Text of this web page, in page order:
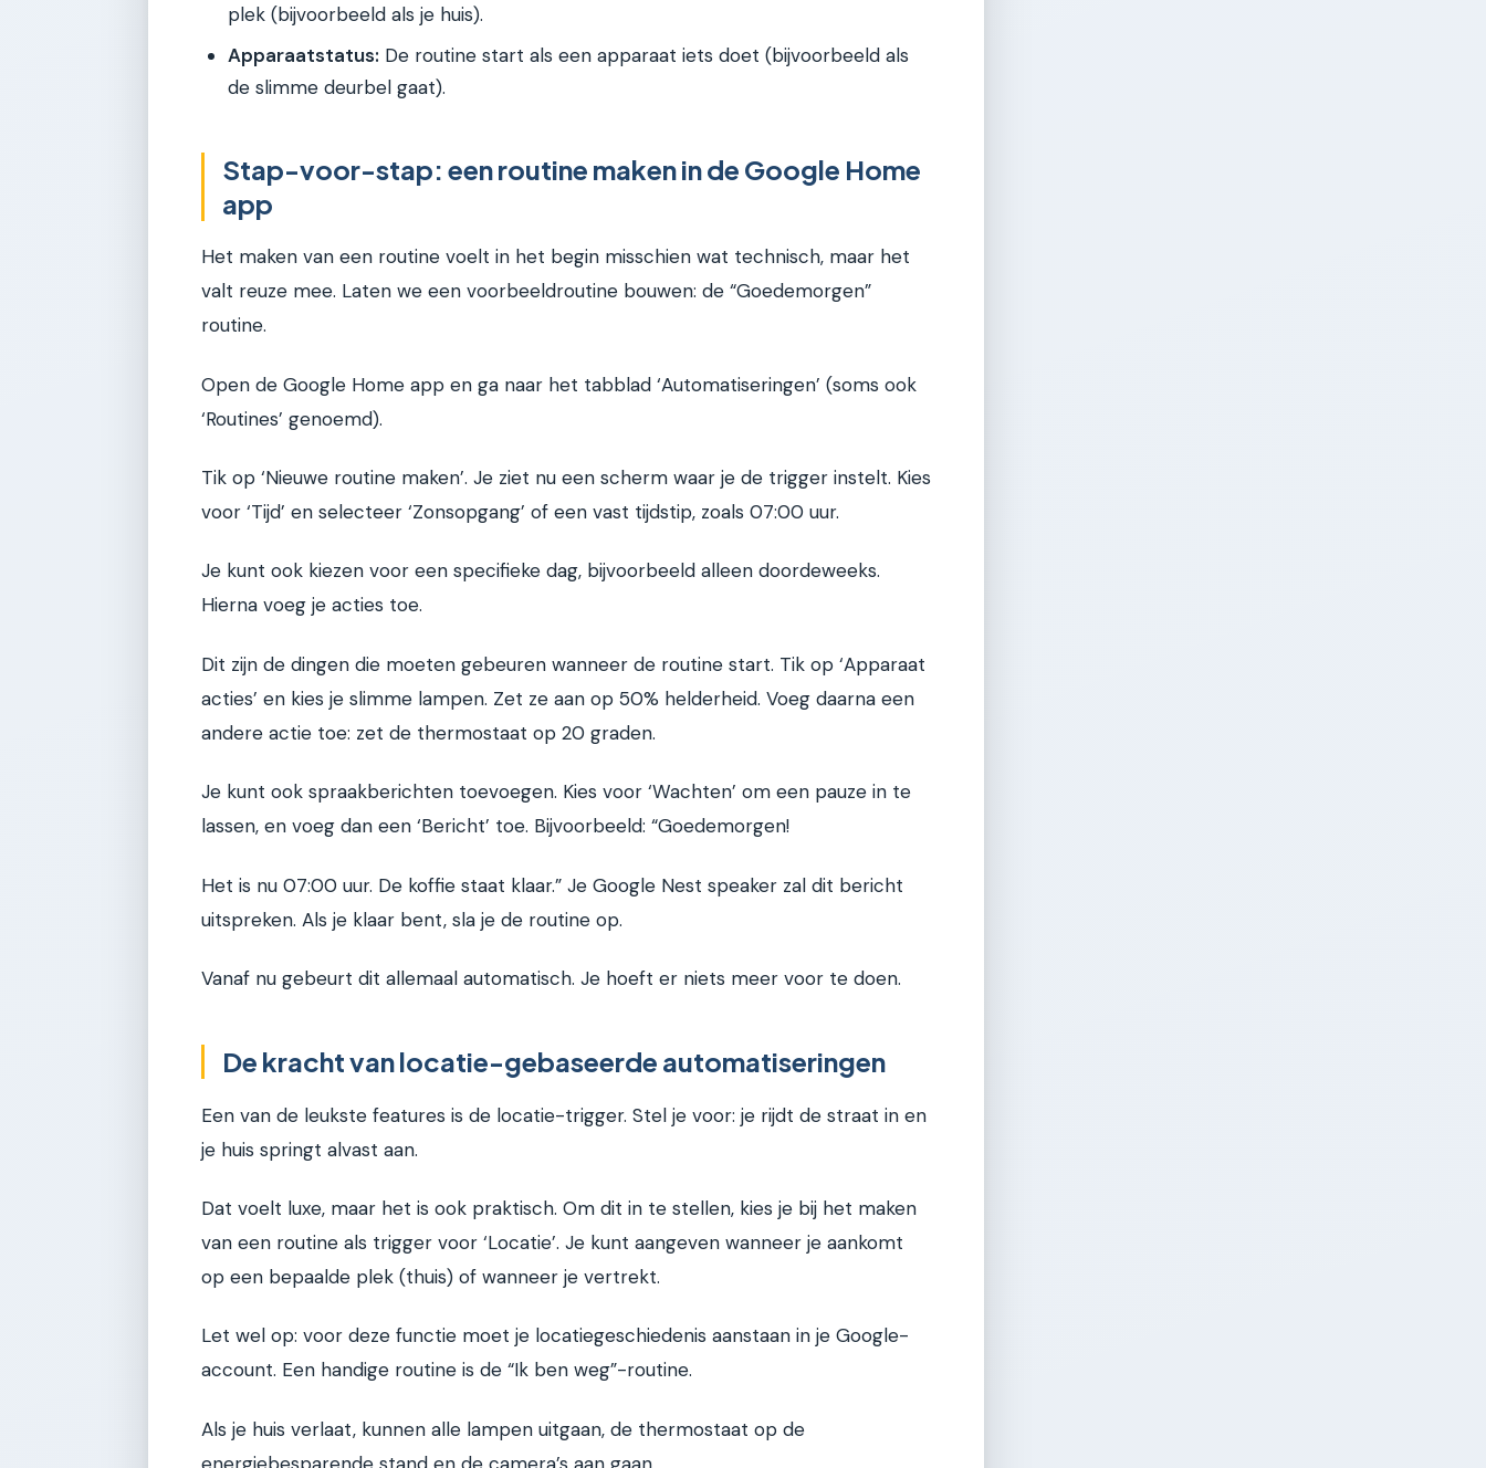
plek (bijvoorbeeld als je huis).
Apparaatstatus: De routine start als een apparaat iets doet (bijvoorbeeld als
de slimme deurbel gaat).
Stap-voor-stap: een routine maken in de Google Home
app
Het maken van een routine voelt in het begin misschien wat technisch, maar het
valt reuze mee. Laten we een voorbeeldroutine bouwen: de “Goedemorgen”
routine.
Open de Google Home app en ga naar het tabblad ‘Automatiseringen’ (soms ook
‘Routines’ genoemd).
Tik op ‘Nieuwe routine maken’. Je ziet nu een scherm waar je de trigger instelt. Kies
voor ‘Tijd’ en selecteer ‘Zonsopgang’ of een vast tijdstip, zoals 07:00 uur.
Je kunt ook kiezen voor een specifieke dag, bijvoorbeeld alleen doordeweeks.
Hierna voeg je acties toe.
Dit zijn de dingen die moeten gebeuren wanneer de routine start. Tik op ‘Apparaat
acties’ en kies je slimme lampen. Zet ze aan op 50% helderheid. Voeg daarna een
andere actie toe: zet de thermostaat op 20 graden.
Je kunt ook spraakberichten toevoegen. Kies voor ‘Wachten’ om een pauze in te
lassen, en voeg dan een ‘Bericht’ toe. Bijvoorbeeld: “Goedemorgen!
Het is nu 07:00 uur. De koffie staat klaar.” Je Google Nest speaker zal dit bericht
uitspreken. Als je klaar bent, sla je de routine op.
Vanaf nu gebeurt dit allemaal automatisch. Je hoeft er niets meer voor te doen.
De kracht van locatie-gebaseerde automatiseringen
Een van de leukste features is de locatie-trigger. Stel je voor: je rijdt de straat in en
je huis springt alvast aan.
Dat voelt luxe, maar het is ook praktisch. Om dit in te stellen, kies je bij het maken
van een routine als trigger voor ‘Locatie’. Je kunt aangeven wanneer je aankomt
op een bepaalde plek (thuis) of wanneer je vertrekt.
Let wel op: voor deze functie moet je locatiegeschiedenis aanstaan in je Google-
account. Een handige routine is de “Ik ben weg”-routine.
Als je huis verlaat, kunnen alle lampen uitgaan, de thermostaat op de